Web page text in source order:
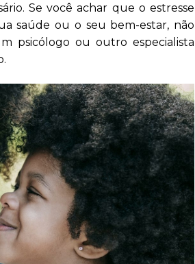
Se você achar que o estresse
saúde ou o seu bem-estar, não
psicólogo ou outro especialista